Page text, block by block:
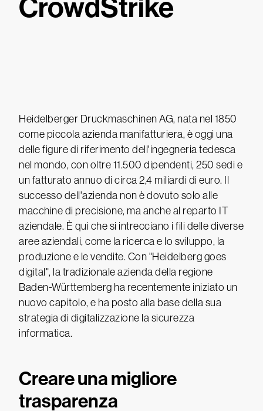
CrowdStrike
Heidelberger Druckmaschinen AG, nata nel 1850
come piccola azienda manifatturiera, è oggi una
delle figure di riferimento dell'ingegneria tedesca
nel mondo, con oltre 11.500 dipendenti, 250 sedi e
un fatturato annuo di circa 2,4 miliardi di euro. Il
successo dell'azienda non è dovuto solo alle
macchine di precisione, ma anche al reparto IT
aziendale. È qui che si intrecciano i fili delle diverse
aree aziendali, come la ricerca e lo sviluppo, la
produzione e le vendite. Con "Heidelberg goes
digital", la tradizionale azienda della regione
Baden-Württemberg ha recentemente iniziato un
nuovo capitolo, e ha posto alla base della sua
strategia di digitalizzazione la sicurezza
informatica.
Creare una migliore
trasparenza